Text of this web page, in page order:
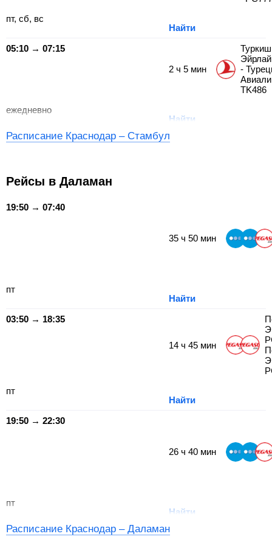
пт, сб, вс
Найти
05:10 → 07:15
2 ч 5 мин
Туркиш
-
TK486
ежедневно
Найти
Расписание Краснодар – Стамбул
Рейсы в Даламан
19:50 → 07:40
35 ч 50 мин
пт
Найти
03:50 → 18:35
14 ч 45 мин
пт
Найти
19:50 → 22:30
26 ч 40 мин
пт
Найти
Расписание Краснодар – Даламан